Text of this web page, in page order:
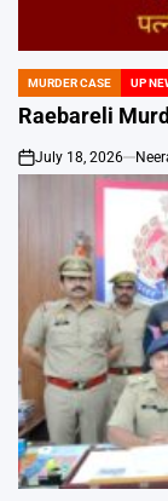
POSTED
IN
MURDER CASE UP
Raebareli
on
July 18, 2026